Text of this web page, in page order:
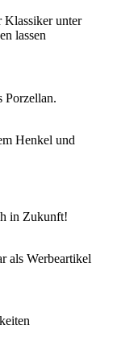
Porzellan.
in Zukunft!